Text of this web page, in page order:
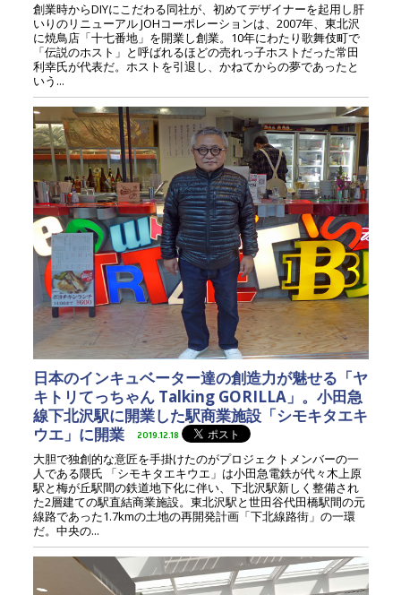
創業時からDIYにこだわる同社が、初めてデザイナーを起用し肝
いりのリニューアル JOHコーポレーションは、2007年、東北沢
に焼鳥店「十七番地」を開業し創業。10年にわたり歌舞伎町で
「伝説のホスト」と呼ばれるほどの売れっ子ホストだった常田
利幸氏が代表だ。ホストを引退し、かねてからの夢であったと
いう...
日本のインキュベーター達の創造力が魅せる「ヤ
キトリてっちゃん Talking GORILLA」。小田急
線下北沢駅に開業した駅商業施設「シモキタエキ
ウエ」に開業
2019.12.18
大胆で独創的な意匠を手掛けたのがプロジェクトメンバーの一
人である隈氏 「シモキタエキウエ」は小田急電鉄が代々木上原
駅と梅が丘駅間の鉄道地下化に伴い、下北沢駅新しく整備され
た2層建ての駅直結商業施設。東北沢駅と世田谷代田橋駅間の元
線路であった1.7kmの土地の再開発計画「下北線路街」の一環
だ。中央の...